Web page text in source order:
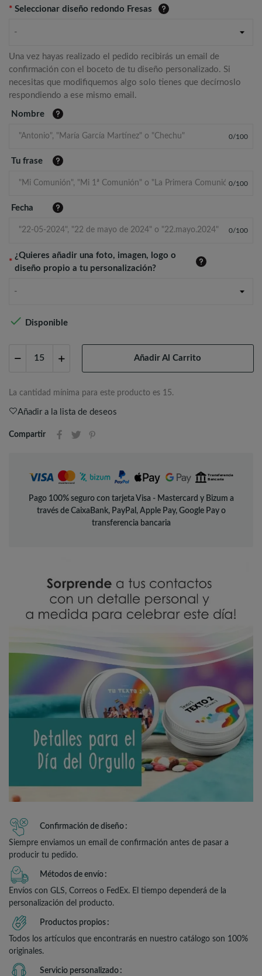
* Seleccionar diseño redondo Fresas
-
Una vez hayas realizado el pedido recibirás un email de
confirmación con el boceto de tu diseño personalizado. Si
necesitas que modifiquemos algo solo tienes que decírnoslo
respondiendo a ese mismo email.
Nombre
0/100
Tu frase
0/100
Fecha
0/100
*
¿Quieres añadir una foto, imagen, logo o
diseño propio a tu personalización?
-
 Disponible
Añadir Al Carrito
La cantidad mínima para este producto es 15.
Añadir a la lista de deseos
Compartir
Pago 100% seguro con tarjeta Visa - Mastercard y Bizum a
través de CaixaBank, PayPal, Apple Pay, Google Pay o
transferencia bancaria
Confirmación de diseño
Siempre enviamos un email de confirmación antes de pasar a
producir tu pedido.
Métodos de envío
Envíos con GLS, Correos o FedEx. El tiempo dependerá de la
personalización del producto.
Productos propios
Todos los artículos que encontrarás en nuestro catálogo son 100%
originales.
Servicio personalizado